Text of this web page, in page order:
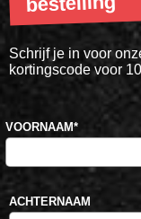
Schrijf je in voor
kortingscode voor
VOORNAAM*
ACHTERNAAM